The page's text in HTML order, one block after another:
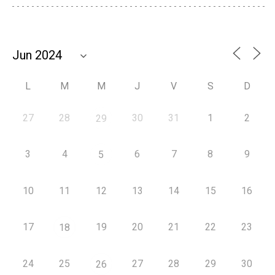
L M M J V S D
27 28 29 30 31 1 2
3 4 5 6 7 8 9
10 11 12 13 14 15 16
17 18 19 20 21 22 23
24 25 26 27 28 29 30